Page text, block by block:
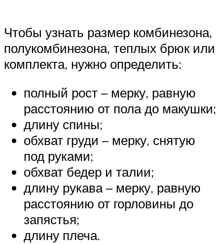
Чтобы узнать размер комбинезона,
полукомбинезона, теплых брюк или
комплекта, нужно определить:
полный рост – мерку, равную
расстоянию от пола до макушки;
длину спины;
обхват груди – мерку, снятую
под руками;
обхват бедер и талии;
длину рукава – мерку, равную
расстоянию от горловины до
запястья;
длину плеча.